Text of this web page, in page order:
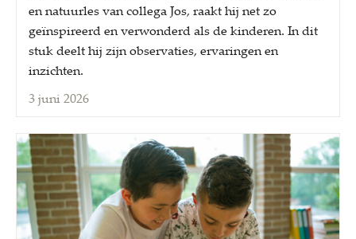
en natuurles van collega Jos, raakt hij net zo
geïnspireerd en verwonderd als de kinderen. In dit
stuk deelt hij zijn observaties, ervaringen en
inzichten.
3 juni 2026